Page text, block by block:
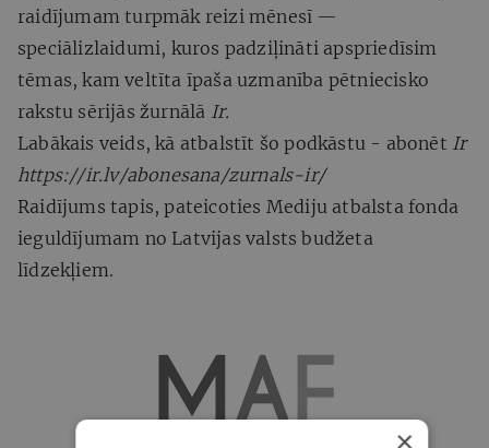
raidījumam turpmāk reizi mēnesī —
speciālizlaidumi, kuros padziļināti apspriedīsim
tēmas, kam veltīta īpaša uzmanība pētniecisko
rakstu sērijās žurnālā Ir.
Labākais veids, kā atbalstīt šo podkāstu - abonēt Ir
https://ir.lv/abonesana/zurnals-ir/
Raidījums tapis, pateicoties Mediju atbalsta fonda
ieguldījumam no Latvijas valsts budžeta
līdzekļiem.
×